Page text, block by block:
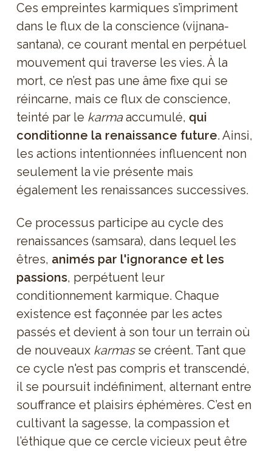
Ces empreintes karmiques s’impriment
dans le flux de la conscience (vijnana-
santana), ce courant mental en perpétuel
mouvement qui traverse les vies. À la
mort, ce n’est pas une âme fixe qui se
réincarne, mais ce flux de conscience,
teinté par le karmaaccumulé, qui
conditionne la renaissance future. Ainsi,
les actions intentionnées influencent non
seulement la vie présente mais
également les renaissances successives.
Ce processus participe au cycle des
renaissances (samsara), dans lequel les
êtres, animés par l'ignorance et les
passions, perpétuent leur
conditionnement karmique. Chaque
existence est façonnée par les actes
passés et devient à son tour un terrain où
de nouveaux karmasse créent. Tant que
ce cycle n'est pas compris et transcendé,
il se poursuit indéfiniment, alternant entre
souffrance et plaisirs éphémères. C’est en
cultivant la sagesse, la compassion et
l’éthique que ce cercle vicieux peut être